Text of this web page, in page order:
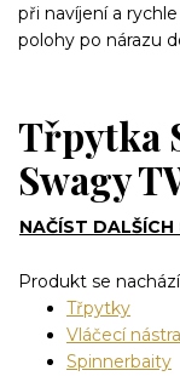
při navíjení a
polohy po nárazu
Třpytka
Swagy
NAČÍST
Produkt se
Třpytky
Vláčecí
Spinnerbaity